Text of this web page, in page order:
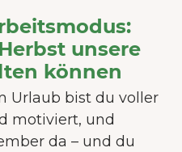
unsere
können
Urlaub bist du voller
motiviert, und
da – und du